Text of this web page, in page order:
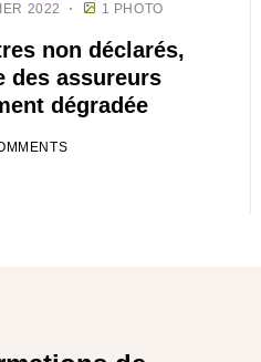
2022
1 PHOTO
non déclarés,
des assureurs
dégradée